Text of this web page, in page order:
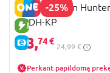
-25%
NAUJA PREKĖ
E-KAINA
K-POP Demon
KPDH-KP
18,74 €
24,99 €
Perkant papildomą